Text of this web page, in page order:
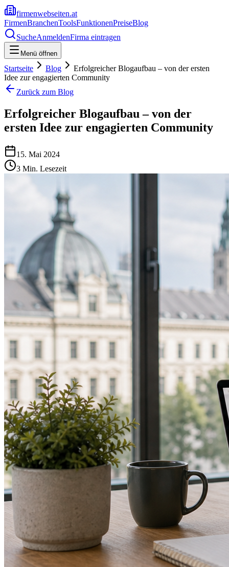
firmenwebseiten.at
FirmenBranchenToolsFunktionenPreiseBlog
SucheAnmeldenFirma eintragen
Menü öffnen
Startseite Blog
Erfolgreicher Blogaufbau – von der ersten
Idee zur engagierten Community
Zurück zum Blog
Erfolgreicher Blogaufbau – von der
ersten Idee zur engagierten Community
15. Mai 2024
3 Min. Lesezeit